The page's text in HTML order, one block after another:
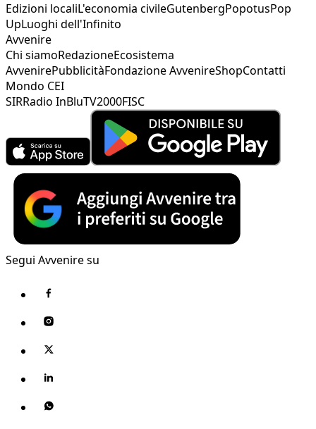
Edizioni localiL'economia civileGutenbergPopotusPop
UpLuoghi dell'Infinito
Avvenire
Chi siamoRedazioneEcosistema
AvvenirePubblicitàFondazione AvvenireShopContatti
Mondo CEI
SIRRadio InBluTV2000FISC
Segui Avvenire su